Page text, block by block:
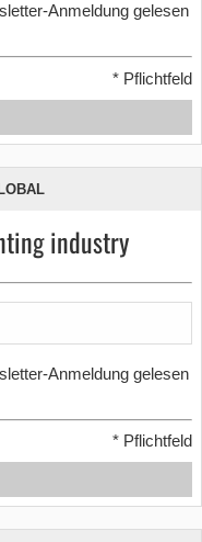
Anmeldung gelesen
* Pflichtfeld
industry
Anmeldung gelesen
* Pflichtfeld